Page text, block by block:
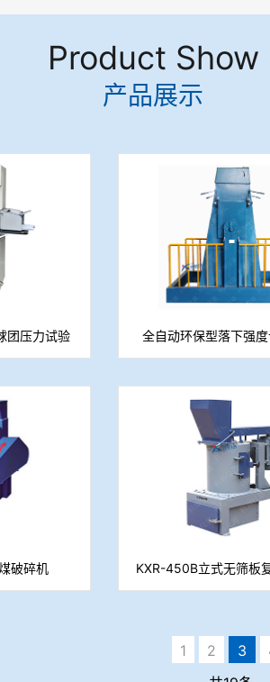
Product Show
产品展示
团压力试验
全自动环保型落下强
破碎机
KXR-450B立式无筛板
机
1 2 3